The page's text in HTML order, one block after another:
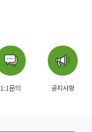
1:1문의 공지사항